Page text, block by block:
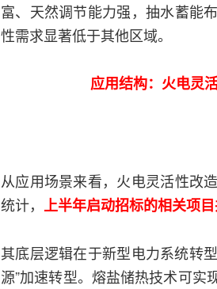
富、天然调节能力强，抽水蓄能
性需求显著低于其他区域。
应用结构：火电灵
从应用场景来看，火电灵活性改
统计， 上半年启动招标的相关项
其底层逻辑在于新型电力系统转
源”加速转型。熔盐储热技术可